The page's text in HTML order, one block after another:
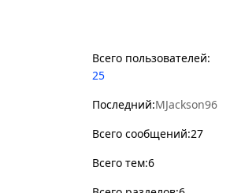
Всего пользователей:
25
Последний:MJackson96
Всего сообщений:27
Всего тем:6